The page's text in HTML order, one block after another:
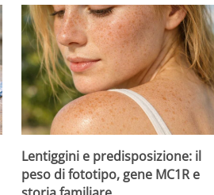
Lentiggini e predisposizione: il
peso di fototipo, gene MC1R e